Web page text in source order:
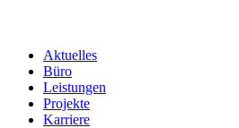
Aktuelles
Büro
Leistungen
Projekte
Karriere